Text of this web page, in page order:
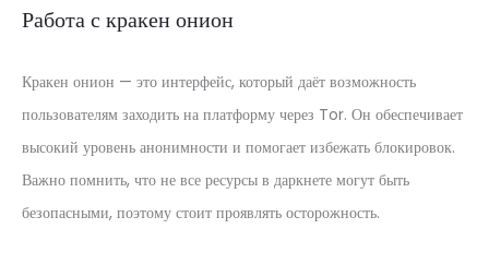
Работа с кракен онион
Кракен онион — это интерфейс, который даёт возможность
пользователям заходить на платформу через Tor. Он обеспечивает
высокий уровень анонимности и помогает избежать блокировок.
Важно помнить, что не все ресурсы в даркнете могут быть
безопасными, поэтому стоит проявлять осторожность.